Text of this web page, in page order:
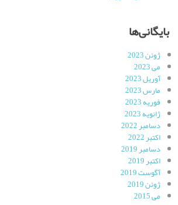
بایگانی‌ها
ژوئن 2023
می 2023
آوریل 2023
مارس 2023
فوریه 2023
ژانویه 2023
دسامبر 2022
اکتبر 2022
دسامبر 2019
اکتبر 2019
آگوست 2019
ژوئن 2019
می 2015